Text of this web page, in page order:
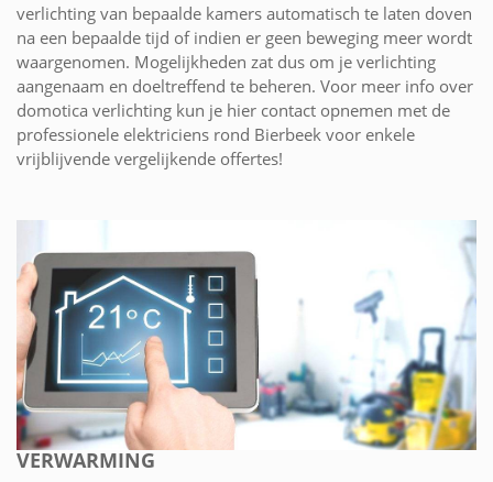
verlichting van bepaalde kamers automatisch te laten doven
na een bepaalde tijd of indien er geen beweging meer wordt
waargenomen. Mogelijkheden zat dus om je verlichting
aangenaam en doeltreffend te beheren. Voor meer info over
domotica verlichting kun je hier contact opnemen met de
professionele elektriciens rond Bierbeek voor enkele
vrijblijvende vergelijkende offertes!
VERWARMING